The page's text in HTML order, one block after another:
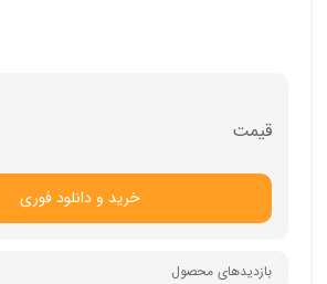
خرید و دانلود فوری
بازدیدهای محصول